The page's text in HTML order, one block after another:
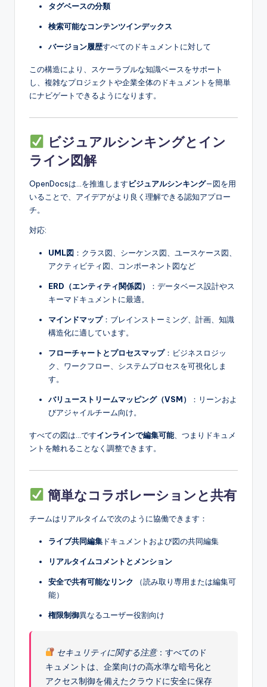
タグベースの分類
検索可能なコンテンツインデックス
バージョン履歴すべてのドキュメントに対して
この構造により、スケーラブルな知識ベースをサポート
し、複雑なプロジェクトや企業全体のドキュメントを簡単
にナビゲートできるようになります。
ビジュアルシンキングとイン
ライン図解
OpenDocsは…を推進しますビジュアルシンキング—図を用
いることで、アイデアがより良く理解できる認知アプロー
チ。
対応:
UML図 ：クラス図、シーケンス図、ユースケース図、
アクティビティ図、コンポーネント図など
ERD（エンティティ関係図）
：データベース設計やス
キーマドキュメントに最適。
マインドマップ：ブレインストーミング、計画、知識
構造化に適しています。
フローチャートとプロセスマップ：ビジネスロジッ
ク、ワークフロー、システムプロセスを可視化しま
す。
バリューストリームマッピング（VSM）
：リーンおよ
びアジャイルチーム向け。
すべての図は…ですインラインで編集可能、つまりドキュメ
ントを離れることなく調整できます。
簡単なコラボレーションと共有
チームはリアルタイムで次のように協働できます：
ライブ共同編集 ドキュメントおよび図の共同編集
リアルタイムコメントとメンション
安全で共有可能なリンク （読み取り専用または編集可
能）
権限制御異なるユーザー役割向け
セキュリティに関する注意：すべてのド
キュメントは、企業向けの高水準な暗号化と
アクセス制御を備えたクラウドに安全に保存